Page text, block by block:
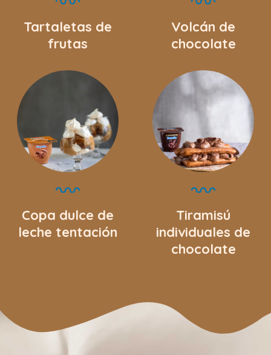
Tartaletas de
frutas
Volcán de
chocolate
Copa dulce de
leche tentación
Tiramisú
individuales de
chocolate